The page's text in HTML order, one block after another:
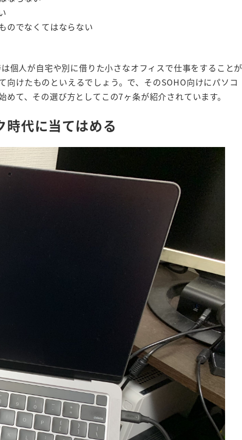
のでなくてはならない
人が自宅や別に借りた小さなオフィスで仕事をすることが
けたものといえるでしょう。で、そのSOHO向けにパソコ
て、その選び方としてこの7ヶ条が紹介されています。
代に当てはめる